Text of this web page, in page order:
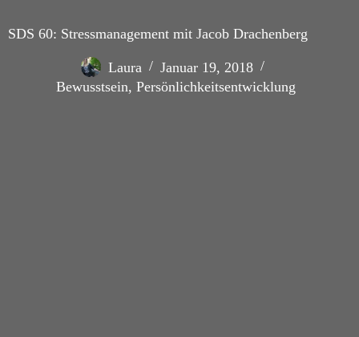
SDS 60: Stressmanagement mit Jacob Drachenberg
Laura
Januar 19, 2018
Bewusstsein,Persönlichkeitsentwicklung